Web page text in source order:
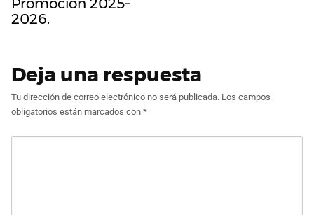
2026.
Deja una respuesta
Tu dirección de correo electrónico no será publicada. Los campos
obligatorios están marcados con *